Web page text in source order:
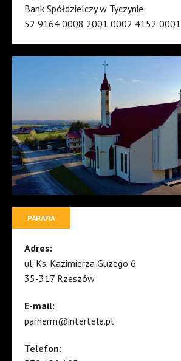
Bank Spółdzielczy w Tyczynie
52 9164 0008 2001 0002 4152 0001
PARAFIA
Adres:
ul. Ks. Kazimierza Guzego 6
35-317 Rzeszów
E-mail:
parherm@intertele.pl
Telefon: